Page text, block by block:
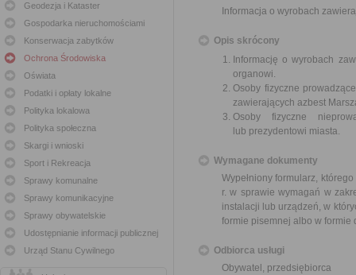
Geodezja i Kataster
Gospodarka nieruchomościami
Konserwacja zabytków
Ochrona Środowiska
Oświata
Podatki i opłaty lokalne
Polityka lokalowa
Polityka społeczna
Skargi i wnioski
Sport i Rekreacja
Sprawy komunalne
Sprawy komunikacyjne
Sprawy obywatelskie
Udostępnianie informacji publicznej
Urząd Stanu Cywilnego
Informacja o wyrobach
Opis skrócony
Informację o wyrobach
organowi.
Osoby fizyczne
zawierających azbest
Osoby fizyczne
lub prezydentowi miasta.
Wymagane dokumenty
Wypełniony formularz,
r. w sprawie wymagań w
instalacji lub urządzeń, w
formie pisemnej albo w formie
Odbiorca usługi
Obywatel, przedsiębiorca